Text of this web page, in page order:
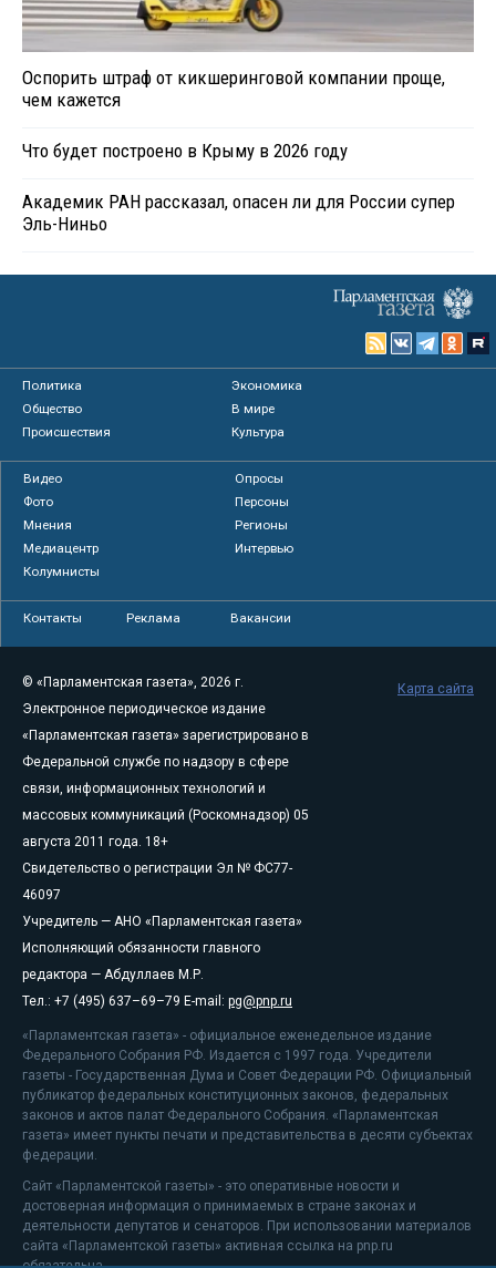
Оспорить штраф от кикшеринговой компании проще,
чем кажется
Что будет построено в Крыму в 2026 году
Академик РАН рассказал, опасен ли для России супер
Эль-Ниньо
Политика
Экономика
Общество
В мире
Происшествия
Культура
Видео
Опросы
Фото
Персоны
Мнения
Регионы
Медиацентр
Интервью
Колумнисты
Контакты Реклама Вакансии
© «Парламентская газета», 2026 г.
Электронное периодическое издание
«Парламентская газета» зарегистрировано в
Федеральной службе по надзору в сфере
связи, информационных технологий и
массовых коммуникаций (Роскомнадзор) 05
августа 2011 года. 18+
Свидетельство о регистрации Эл № ФС77-
46097
Учредитель — АНО «Парламентская газета»
Исполняющий обязанности главного
редактора — Абдуллаев М.Р.
Тел.: +7 (495) 637–69–79 E-mail: pg@pnp.ru
«Парламентская газета» - официальное еженедельное издание
Федерального Собрания РФ. Издается с 1997 года. Учредители
газеты - Государственная Дума и Совет Федерации РФ. Официальный
публикатор федеральных конституционных законов, федеральных
законов и актов палат Федерального Собрания. «Парламентская
газета» имеет пункты печати и представительства в десяти субъектах
федерации.
Сайт «Парламентской газеты» - это оперативные новости и
достоверная информация о принимаемых в стране законах и
деятельности депутатов и сенаторов. При использовании материалов
сайта «Парламентской газеты» активная ссылка на pnp.ru
Карта сайта